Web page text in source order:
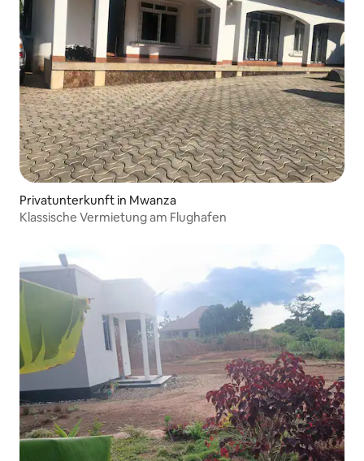
Privatunterkunft in Mwanza
Klassische Vermietung am Flughafen